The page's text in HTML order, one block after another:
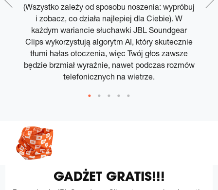
(Wszystko zależy od sposobu noszenia: wypróbuj
i zobacz, co działa najlepiej dla Ciebie). W
każdym wariancie słuchawki JBL Soundgear
Clips wykorzystują algorytm AI, który skutecznie
tłumi hałas otoczenia, więc Twój głos zawsze
będzie brzmiał wyraźnie, nawet podczas rozmów
telefonicznych na wietrze.
GADŻET GRATIS!!!